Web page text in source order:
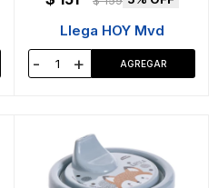
Llega HOY Mvd
- +